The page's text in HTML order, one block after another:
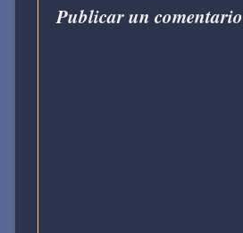
Publicar un comentario